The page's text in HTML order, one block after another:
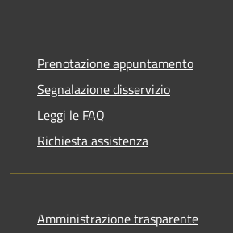
Prenotazione appuntamento
Segnalazione disservizio
Leggi le FAQ
Richiesta assistenza
Amministrazione trasparente